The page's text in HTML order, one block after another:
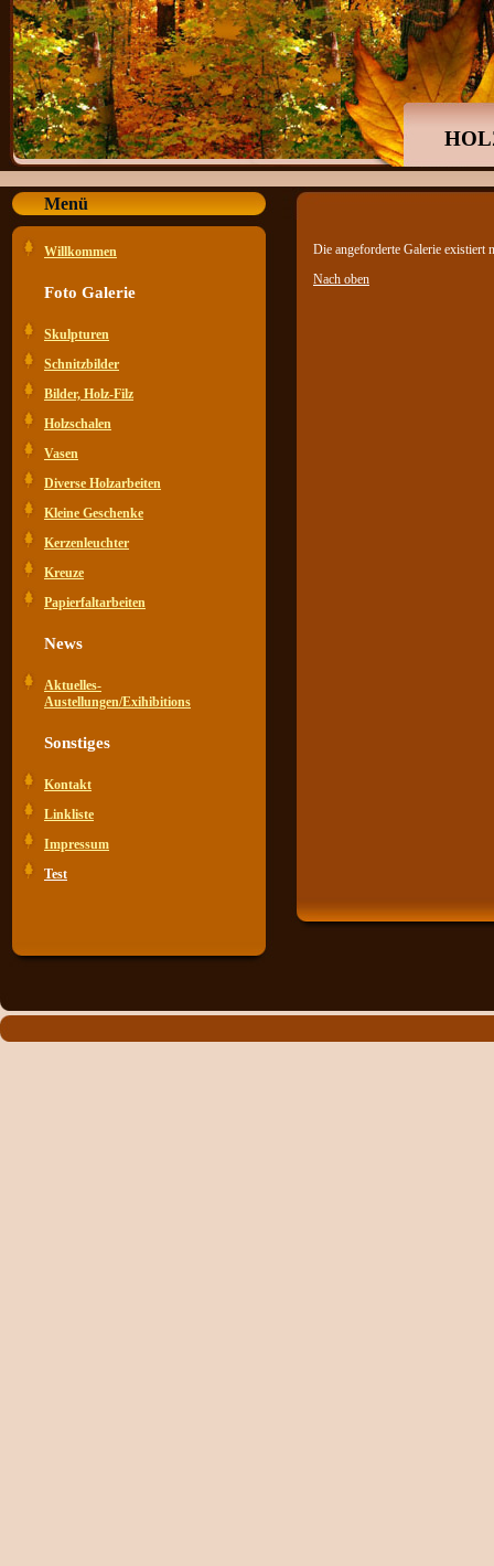
Menü
Willkommen
Foto Galerie
Skulpturen
Schnitzbilder
Bilder, Holz-Filz
Holzschalen
Vasen
Diverse Holzarbeiten
Kleine Geschenke
Kerzenleuchter
Kreuze
Papierfaltarbeiten
News
Aktuelles-
Austellungen/Exihibitions
Sonstiges
Kontakt
Linkliste
Impressum
Test
Die angeforderte Galerie existiert
Nach oben